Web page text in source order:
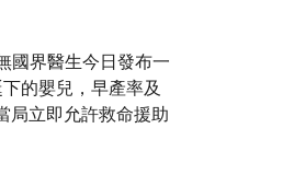
國界醫生今日發布一
的嬰兒，早產率及
局立即允許救命援助